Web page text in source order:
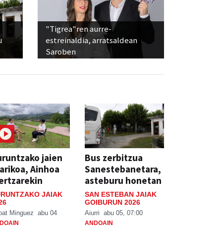
"Tigrea"ren aurre-
estreinaldia, arratsaldean
Saroben
jaien
Ainhoa
JAIAK
Minguez abu 04
Bus zerbitzua
Sanestebanetara,
asteburu honetan
SAN ESTEBAN JAIAK
GOIBURUN 2026
Aiurri abu 05, 07:00
ANDOAIN